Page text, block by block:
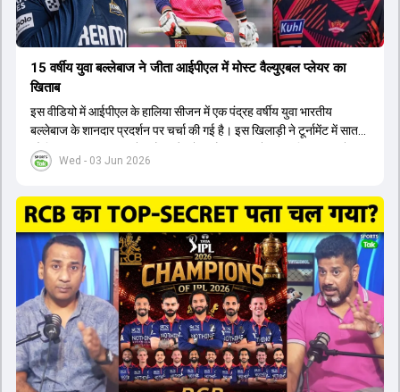
Wed - 03 Jun 2026
15 वर्षीय युवा बल्लेबाज ने जीता आईपीएल में मोस्ट वैल्युएबल प्लेयर का
खिताब
इस वीडियो में आईपीएल के हालिया सीजन में एक पंद्रह वर्षीय युवा भारतीय
बल्लेबाज के शानदार प्रदर्शन पर चर्चा की गई है। इस खिलाड़ी ने टूर्नामेंट में सात
सौ छिहत्तर रन बनाकर ऑरेंज कैप और मोस्ट वैल्युएबल प्लेयर का खिताब अपने नाम
किया है। वीडियो में बताया गया है कि ऑस्ट्रेलियाई टीम के वर्तमान कप्तान और
ऑस्ट्रेलियाई कप्तान के अनुसार, शुरुआत में लोगों को इस खिलाड़ी के प्रदर्शन पर
संदेह था, लेकिन अब उसने खुद को एक बेहतरीन बल्लेबाज साबित कर दिया है जो
गेंद को बाउंड्री के काफी पार मारने की क्षमता रखता है। वहीं, इंग्लैंड के पूर्व कप्तान
ने कहा कि टूर्नामेंट जीतने वाली टीम के अलावा इस सीजन की सबसे बड़ी बात इस
युवा खिलाड़ी का प्रदर्शन रहा है, जिसे देखने के लिए स्टेडियम में भारी भीड़ उमड़ती
थी। शानदार प्रदर्शन के बाद इस युवा खिलाड़ी को श्रीलंका में होने वाली
त्रिकोणीय सीरीज के लिए इंडिया ए टीम में भी शामिल कर लिया गया है।